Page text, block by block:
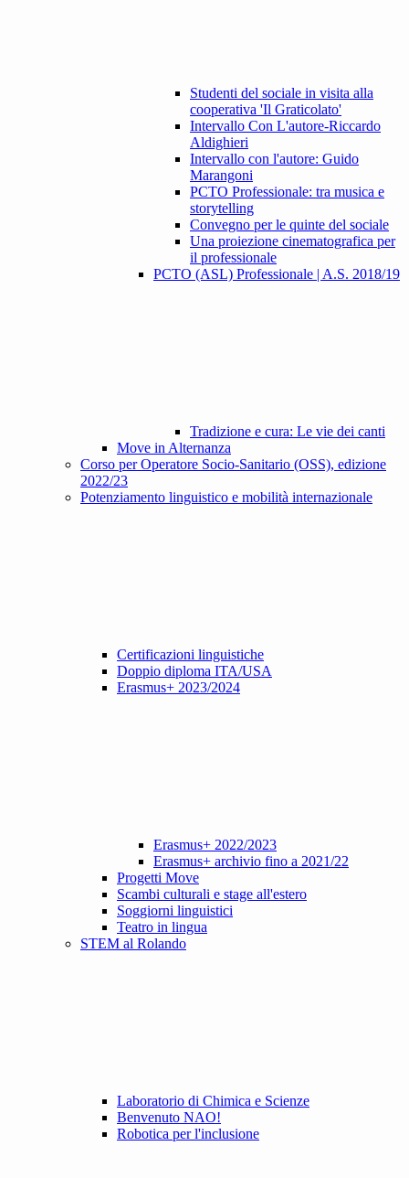
Studenti del sociale in visita alla
cooperativa 'Il Graticolato'
Intervallo Con L'autore-Riccardo
Aldighieri
Intervallo con l'autore: Guido
Marangoni
PCTO Professionale: tra musica e
storytelling
Convegno per le quinte del sociale
Una proiezione cinematografica per
il professionale
PCTO (ASL) Professionale | A.S. 2018/19
Tradizione e cura: Le vie dei canti
Move in Alternanza
Corso per Operatore Socio-Sanitario (OSS), edizione
2022/23
Potenziamento linguistico e mobilità internazionale
Certificazioni linguistiche
Doppio diploma ITA/USA
Erasmus+ 2023/2024
Erasmus+ 2022/2023
Erasmus+ archivio fino a 2021/22
Progetti Move
Scambi culturali e stage all'estero
Soggiorni linguistici
Teatro in lingua
STEM al Rolando
Laboratorio di Chimica e Scienze
Benvenuto NAO!
Robotica per l'inclusione